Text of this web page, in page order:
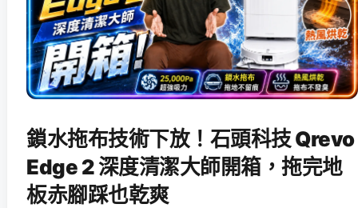
鎖水拖布技術下放！石頭科技 Qrevo
Edge 2 深度清潔大師開箱，拖完地
板赤腳踩也乾爽